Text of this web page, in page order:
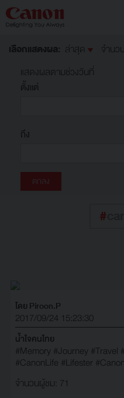
เลือกแสดงผล: ล่าสุด จำน
แสดงผลตามช่วงวันที่
ตั้งแต่
ถึง
#
โดย Piroon.P
2017/09/24 15:23:30
น้ำใจคนไทย
#Memory #Journey #Travel
#CanonLife #Lifester
จำนวนผู้ชม: 71